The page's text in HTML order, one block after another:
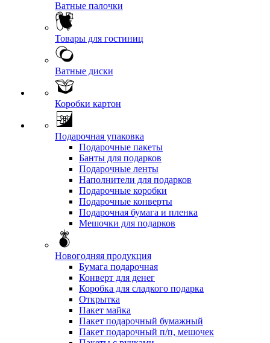
Ватные палочки
Товары для гостиниц
Ватные диски
Коробки картон
Подарочная упаковка
Подарочные пакеты
Банты для подарков
Подарочные ленты
Наполнители для подарков
Подарочные коробки
Подарочные конверты
Подарочная бумага и пленка
Мешочки для подарков
Новогодняя продукция
Бумага подарочная
Конверт для денег
Коробка для сладкого подарка
Открытка
Пакет майка
Пакет подарочный бумажный
Пакет подарочный п/п, мешочек